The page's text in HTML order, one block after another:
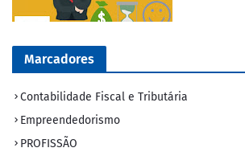
Marcadores
Contabilidade Fiscal e Tributária
Empreendedorismo
PROFISSÃO